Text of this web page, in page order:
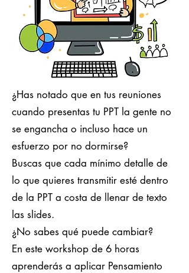
¿Has notado que en tus reuniones
cuando presentas tu PPT la gente no
se engancha o incluso hace un
esfuerzo por no dormirse?
Buscas que cada mínimo detalle de
lo que quieres transmitir esté dentro
de la PPT a costa de llenar de texto
las slides.
¿No sabes qué puede cambiar?
En este workshop de 6 horas
aprenderás a aplicar Pensamiento